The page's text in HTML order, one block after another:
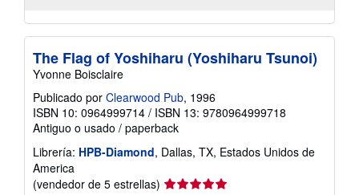
The Flag of Yoshiharu (Yoshiharu Tsunoi)
Yvonne Boisclaire
Publicado por Clearwood Pub, 1996
ISBN 10: 0964999714 / ISBN 13: 9780964999718
Antiguo o usado / paperback
Librería: HPB-Diamond, Dallas, TX, Estados Unidos de
America
(vendedor de 5 estrellas) Calificación